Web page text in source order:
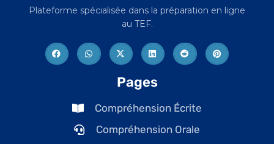
Plateforme spécialisée dans la préparation en ligne
au TEF.
Pages
Compréhension Écrite
Compréhension Orale